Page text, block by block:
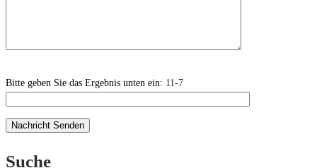
Bitte geben Sie das Ergebnis unten ein: 11-7
Suche